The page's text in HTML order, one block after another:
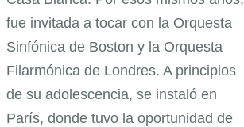
fue invitada a tocar con la Orquesta
Sinfónica de Boston y la Orquesta
Filarmónica de Londres. A principios
de su adolescencia, se instaló en
París, donde tuvo la oportunidad de